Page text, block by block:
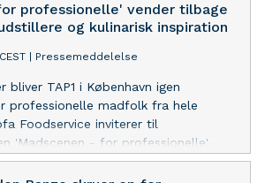
professionelle' vender tilbage
og kulinarisk inspiration
Pressemeddelelse
bliver TAP1 i København igen
professionelle madfolk fra hele
Foodservice inviterer til
'Madscenen - for professionelle'.
udstillere, smagsoplevelser, et
af masterclasses og et særligt